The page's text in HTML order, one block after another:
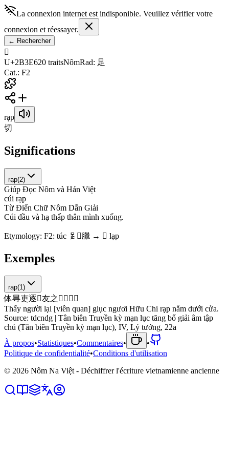
La connexion internet est indisponible. Veuillez vérifier votre
connexion et réessayer.
← Rechercher
𫏦
U+2B3E620 traitsNômRad: 足
Cat.: F2
rạp
切
Significations
rạp(2)
Giúp Đọc Nôm và Hán Việt
cúi rạp
Từ Điển Chữ Nôm Dẫn Giải
Cúi đầu và hạ thấp thân mình xuống.
Etymology: F2: túc 𧾷⿰臘 → 𢀂 lạp
Exemples
rạp(1)
体㝵吏逐𤽗友之 𫏦 𦣰 󰡎 𲈾
Thấy người lại [viên quan] giục ngươi Hữu Chi rạp nằm dưới cửa.
Source: tdcndg | Tân biên Truyền kỳ mạn lục tăng bổ giải âm tập
chú (Tân biên Truyền kỳ mạn lục), IV, Lý tướng, 22a
À propos•Statistiques•Commentaires•
•
Politique de confidentialité•Conditions d'utilisation
© 2026 Nôm Na Việt - Déchiffrer l'écriture vietnamienne ancienne